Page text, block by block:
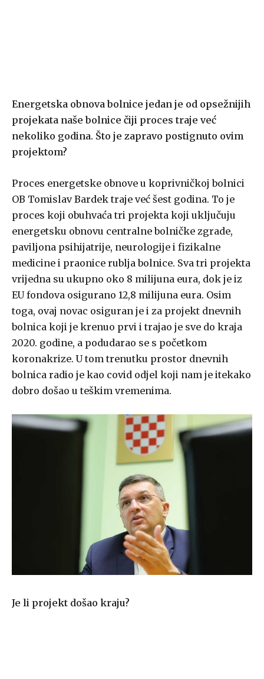
Energetska obnova bolnice jedan je od opsežnijih
projekata naše bolnice čiji proces traje već
nekoliko godina. Što je zapravo postignuto ovim
projektom?
Proces energetske obnove u koprivničkoj bolnici
OB Tomislav Bardek traje već šest godina. To je
proces koji obuhvaća tri projekta koji uključuju
energetsku obnovu centralne bolničke zgrade,
paviljona psihijatrije, neurologije i fizikalne
medicine i praonice rublja bolnice. Sva tri projekta
vrijedna su ukupno oko 8 milijuna eura, dok je iz
EU fondova osigurano 12,8 milijuna eura. Osim
toga, ovaj novac osiguran je i za projekt dnevnih
bolnica koji je krenuo prvi i trajao je sve do kraja
2020. godine, a podudarao se s početkom
koronakrize. U tom trenutku prostor dnevnih
bolnica radio je kao covid odjel koji nam je itekako
dobro došao u teškim vremenima.
Je li projekt došao kraju?